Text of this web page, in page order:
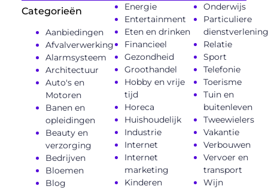
Categorieën
Aanbiedingen
Afvalverwerking
Alarmsysteem
Architectuur
Auto's en
Motoren
Banen en
opleidingen
Beauty en
verzorging
Bedrijven
Bloemen
Blog
Energie
Entertainment
Eten en drinken
Financieel
Gezondheid
Groothandel
Hobby en vrije
tijd
Horeca
Huishoudelijk
Industrie
Internet
Internet
marketing
Kinderen
Onderwijs
Particuliere
Relatie
Sport
Telefonie
Toerisme
Tuin en
buitenleven
Tweewielers
Vakantie
Verbouwen
Vervoer en
transport
Wijn